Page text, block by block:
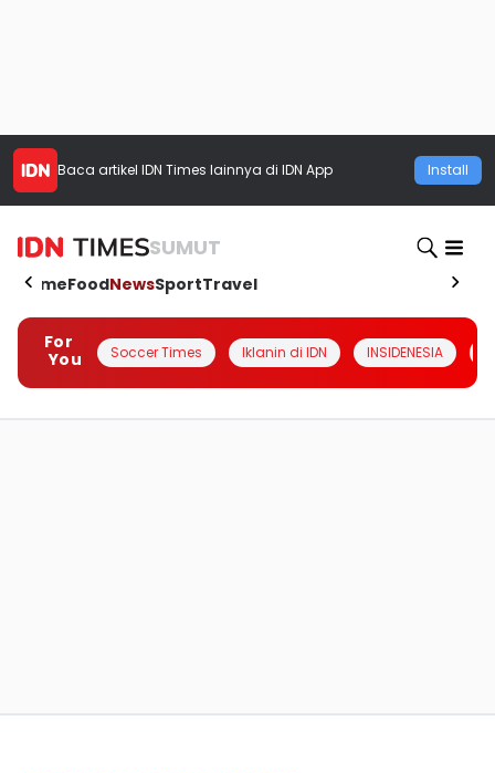
Baca artikel IDN Times lainnya di IDN App Install
SUMUT
HomeFoodNewsSportTravel
For
You
Soccer Times Iklanin di IDN INSIDENESIA